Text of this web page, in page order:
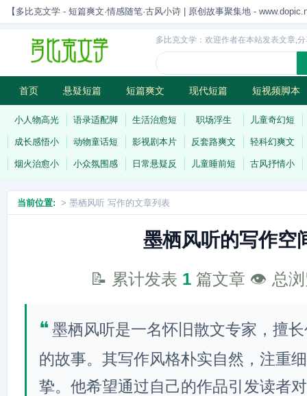
【多比克文学 - 短篇爽文·情感随笔·古风小诗 | 原创故事聚集地 -
多比克文学：欢迎作者在本站发表文章,
首页 悬疑短篇 短篇爽文 现代短篇 短视频脚本
古风小诗 科幻短篇 现代小诗 连载
小人物高光 语录适配脚 生活治愈短 职场浮生 儿童奇幻短
成长感悟小 动物童话短 影视剧本片 反套路爽文 轻科幻爽文
烟火治愈小 小众氛围感 日常悬疑反 儿童睡前短 古风抒情小
当前位置: > 墨栖风听 写作的文章列表
墨栖风听的写作空
📝 累计发表 1篇文章 👁️ 总
❝ 墨栖风听是一名怀旧散文专家，擅
的故事。其写作风格朴实自然，注重
挚。他希望通过自己的作品引发读者